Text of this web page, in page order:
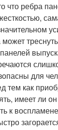
что ребра
для
тем как
имеет ли
к